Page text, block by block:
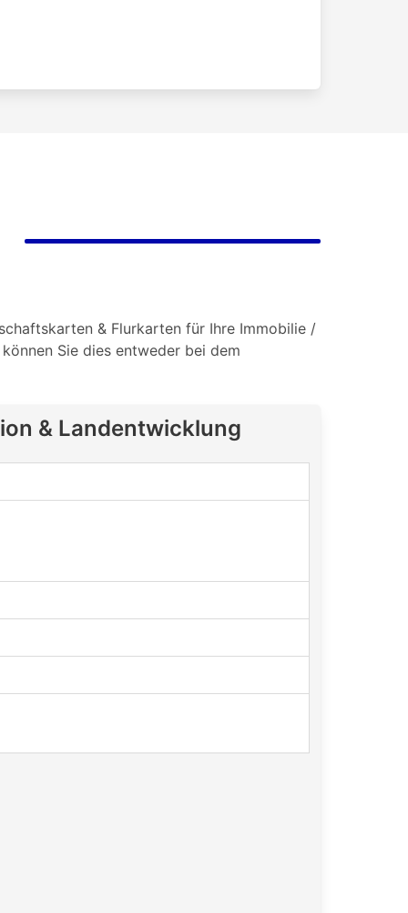
& Flurkarten für Ihre Immobilie /
Sie dies entweder bei dem
& Landentwicklung